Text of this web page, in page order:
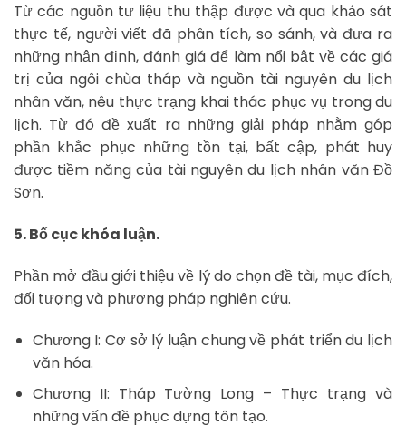
Từ các nguồn tư liệu thu thập được và qua khảo sát
thực tế, người viết đã phân tích, so sánh, và đưa ra
những nhận định, đánh giá để làm nổi bật về các giá
trị của ngôi chùa tháp và nguồn tài nguyên du lịch
nhân văn, nêu thực trạng khai thác phục vụ trong du
lịch. Từ đó đề xuất ra những giải pháp nhằm góp
phần khắc phục những tồn tại, bất cập, phát huy
được tiềm năng của tài nguyên du lịch nhân văn Đồ
Sơn.
5. Bố cục khóa luận.
Phần mở đầu giới thiệu về lý do chọn đề tài, mục đích,
đối tượng và phương pháp nghiên cứu.
Chương I: Cơ sở lý luận chung về phát triển du lịch
văn hóa.
Chương II: Tháp Tường Long – Thực trạng và
những vấn đề phục dựng tôn tạo.